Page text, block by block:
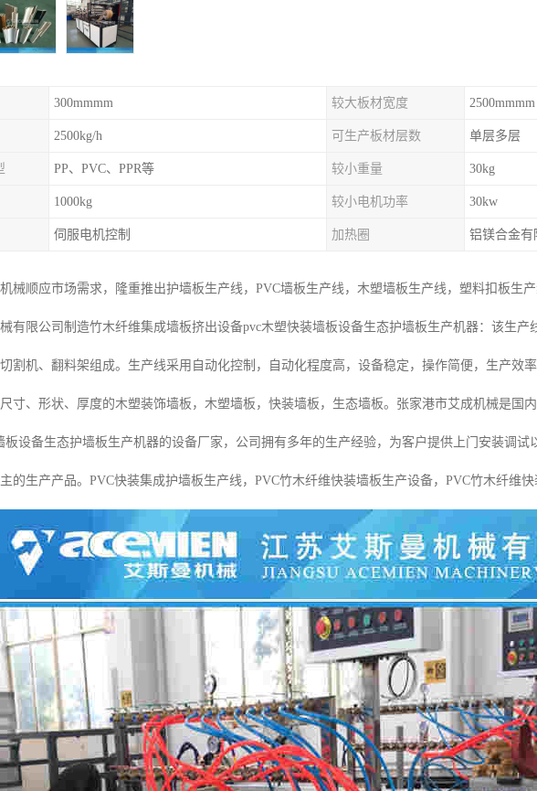
300mmmm 较大板材宽度 2500mmmm
2500kg/h 可生产板材层数 单层多层
PP、PVC、PPR等 较小重量 30kg
1000kg 较小电机功率 30kw
伺服电机控制 加热圈 铝镁合金有
械顺应市场需求，隆重推出护墙板生产线，PVC墙板生产线，木塑墙板生产线，塑料扣板生
有限公司制造竹木纤维集成墙板挤出设备pvc木塑快装墙板设备生态护墙板生产机器：该生产
割机、翻料架组成。生产线采用自动化控制，自动化程度高，设备稳定，操作简便，生产效
寸、形状、厚度的木塑装饰墙板，木塑墙板，快装墙板，生态墙板。张家港市艾成机械是国
板设备生态护墙板生产机器的设备厂家，公司拥有多年的生产经验，为客户提供上门安装调试
的生产产品。PVC快装集成护墙板生产线，PVC竹木纤维快装墙板生产设备，PVC竹木纤维